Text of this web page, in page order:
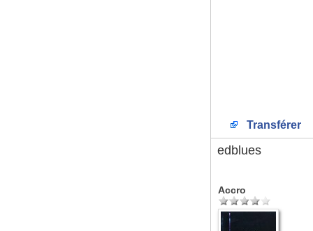
Transférer
edblues
Accro